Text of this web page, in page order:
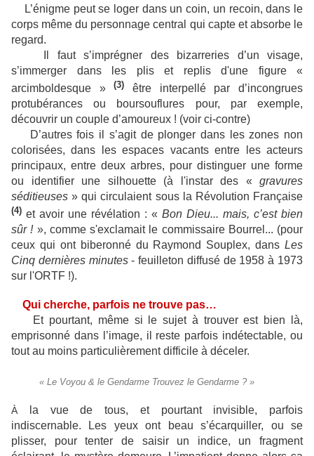
L’énigme peut se loger dans un coin, un recoin, dans le
corps même du personnage central qui capte et absorbe le
regard.
Il faut s’imprégner des bizarreries d’un visage,
s’immerger dans les plis et replis d'une figure «
arcimboldesque »(3) être interpellé par d’incongrues
protubérances ou boursouflures pour, par exemple,
découvrir un couple d’amoureux ! (voir ci-contre)
D’autres fois il s’agit de plonger dans les zones non
colorisées, dans les espaces vacants entre les acteurs
principaux, entre deux arbres, pour distinguer une forme
ou identifier une silhouette (à l'instar des « gravures
séditieuses » qui circulaient sous la Révolution Française
(4) et avoir une révélation : « Bon Dieu... mais, c’est bien
sûr !», comme s'exclamait le commissaire Bourrel... (pour
ceux qui ont biberonné du Raymond Souplex, dans Les
Cinq dernières minutes- feuilleton diffusé de 1958 à 1973
sur l'ORTF !).
Qui cherche, parfois ne trouve pas…
Et pourtant, même si le sujet à trouver est bien là,
emprisonné dans l’image, il reste parfois indétectable, ou
tout au moins particulièrement difficile à déceler.
« Le Voyou & le Gendarme Trouvez le Gendarme ? »
À
la vue de tous, et pourtant invisible, parfois
indiscernable. Les yeux ont beau s’écarquiller, ou se
plisser, pour tenter de saisir un indice, un fragment